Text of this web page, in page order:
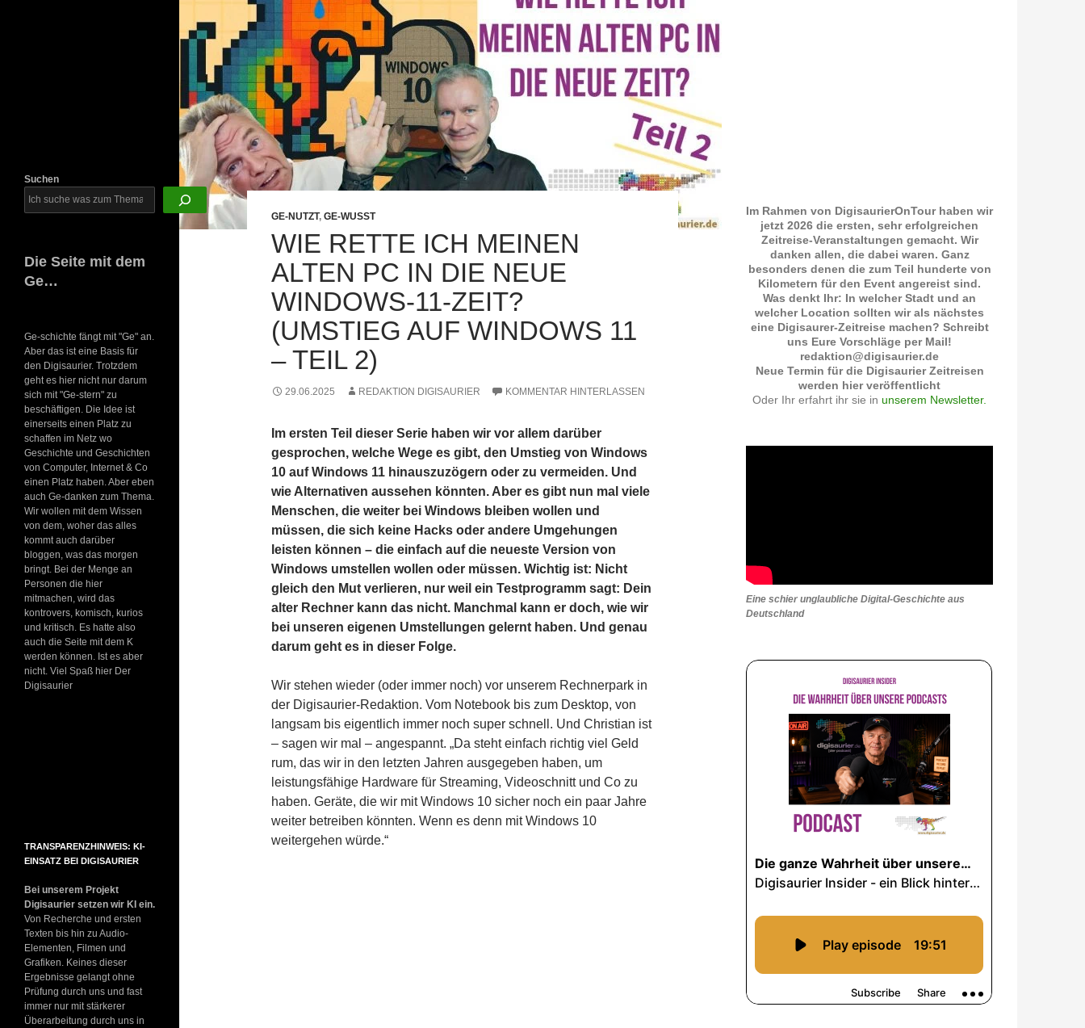
GE-NUTZT, GE-WUSST
WIE RETTE ICH MEINEN
ALTEN PC IN DIE NEUE
WINDOWS-11-ZEIT?
(UMSTIEG AUF WINDOWS 11
– TEIL 2)
29.06.2025 REDAKTION DIGISAURIER KOMMENTAR HINTERLASSEN
Im ersten Teil dieser Serie haben wir vor allem darüber
gesprochen, welche Wege es gibt, den Umstieg von Windows
10 auf Windows 11 hinauszuzögern oder zu vermeiden. Und
wie Alternativen aussehen könnten. Aber es gibt nun mal viele
Menschen, die weiter bei Windows bleiben wollen und
müssen, die sich keine Hacks oder andere Umgehungen
leisten können – die einfach auf die neueste Version von
Windows umstellen wollen oder müssen. Wichtig ist: Nicht
gleich den Mut verlieren, nur weil ein Testprogramm sagt: Dein
alter Rechner kann das nicht. Manchmal kann er doch, wie wir
bei unseren eigenen Umstellungen gelernt haben. Und genau
darum geht es in dieser Folge.
Wir stehen wieder (oder immer noch) vor unserem Rechnerpark in
der Digisaurier-Redaktion. Vom Notebook bis zum Desktop, von
langsam bis eigentlich immer noch super schnell. Und Christian ist
– sagen wir mal – angespannt. „Da steht einfach richtig viel Geld
rum, das wir in den letzten Jahren ausgegeben haben, um
leistungsfähige Hardware für Streaming, Videoschnitt und Co zu
haben. Geräte, die wir mit Windows 10 sicher noch ein paar Jahre
weiter betreiben könnten. Wenn es denn mit Windows 10
weitergehen würde.“
Im Rahmen von DigisaurierOnTour haben wir
jetzt 2026 die ersten, sehr erfolgreichen
Zeitreise-Veranstaltungen gemacht. Wir
danken allen, die dabei waren. Ganz
besonders denen die zum Teil hunderte von
Kilometern für den Event angereist sind.
Was denkt Ihr: In welcher Stadt und an
welcher Location sollten wir als nächstes
eine Digisaurer-Zeitreise machen? Schreibt
uns Eure Vorschläge per Mail!
redaktion@digisaurier.de
Neue Termin für die Digisaurier Zeitreisen
werden hier veröffentlicht
Oder Ihr erfahrt ihr sie in unserem Newsletter.
Eine schier unglaubliche Digital-Geschichte aus
Deutschland
Suchen
Die Seite mit dem
Ge…
Ge-schichte fängt mit "Ge" an.
Aber das ist eine Basis für
den Digisaurier. Trotzdem
geht es hier nicht nur darum
sich mit "Ge-stern" zu
beschäftigen. Die Idee ist
einerseits einen Platz zu
schaffen im Netz wo
Geschichte und Geschichten
von Computer, Internet & Co
einen Platz haben. Aber eben
auch Ge-danken zum Thema.
Wir wollen mit dem Wissen
von dem, woher das alles
kommt auch darüber
bloggen, was das morgen
bringt. Bei der Menge an
Personen die hier
mitmachen, wird das
kontrovers, komisch, kurios
und kritisch. Es hatte also
auch die Seite mit dem K
werden können. Ist es aber
nicht. Viel Spaß hier Der
Digisaurier
TRANSPARENZHINWEIS: KI-
EINSATZ BEI DIGISAURIER
Bei unserem Projekt
Digisaurier setzen wir KI ein.
Von Recherche und ersten
Texten bis hin zu Audio-
Elementen, Filmen und
Grafiken. Keines dieser
Ergebnisse gelangt ohne
Prüfung durch uns und fast
immer nur mit stärkerer
Überarbeitung durch uns in